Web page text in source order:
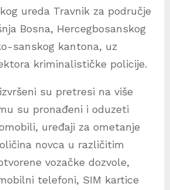
ureda Travnik za područje
Bosna, Hercegbosanskog
sanskog kantona, uz
kriminalističke policije.
su pretresi na više
su pronađeni i oduzeti
uređaji za ometanje
novca u različitim
vozačke dozvole,
telefoni, SIM kartice